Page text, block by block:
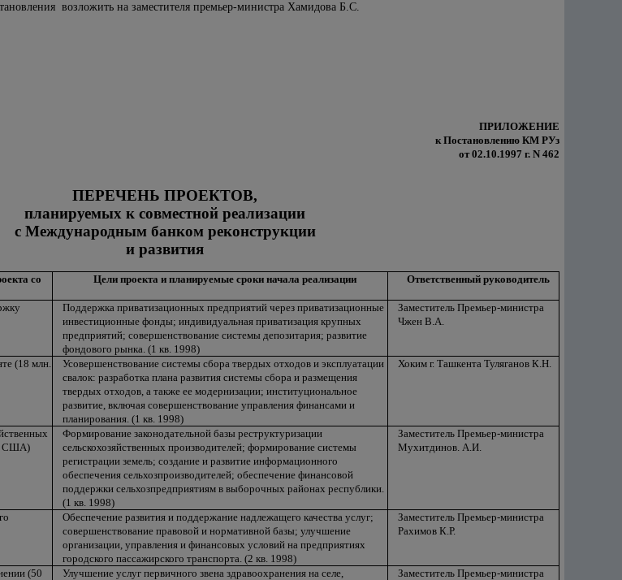
возложить на заместителя премьер-министра Хамидова Б.С.
ПРИЛОЖЕНИЕ
к Постановлению КМ РУз
от 02.10.1997 г. N 462
ПЕРЕЧЕНЬ ПРОЕКТОВ,
планируемых к совместной реализации
с Международным банком реконструкции
и развития
со
Цели проекта и планируемые сроки начала реализации Ответственный руководитель
Поддержка приватизационных предприятий через приватизационные
инвестиционные фонды; индивидуальная приватизация крупных
предприятий; совершенствование системы депозитария; развитие
фондового рынка. (1 кв. 1998)
Заместитель Премьер-министра
Чжен В.А.
(18 млн.
Усовершенствование системы сбора твердых отходов и эксплуатации
свалок: разработка плана развития системы сбора и размещения
твердых отходов, а также ее модернизации; институциональное
развитие, включая совершенствование управления финансами и
планирования. (1 кв. 1998)
Хоким г. Ташкента Туляганов К.Н.
США)
Формирование законодательной базы реструктуризации
сельскохозяйственных производителей; формирование системы
регистрации земель; создание и развитие информационного
обеспечения сельхозпроизводителей; обеспечение финансовой
поддержки сельхозпредприятиям в выборочных районах республики.
(1 кв. 1998)
Заместитель Премьер-министра
Мухитдинов. А.И.
Обеспечение развития и поддержание надлежащего качества услуг;
совершенствование правовой и нормативной базы; улучшение
организации, управления и финансовых условий на предприятиях
городского пассажирского транспорта. (2 кв. 1998)
Заместитель Премьер-министра
Рахимов К.Р.
(50
Улучшение услуг первичного звена здравоохранения на селе,
Заместитель Премьер-министра